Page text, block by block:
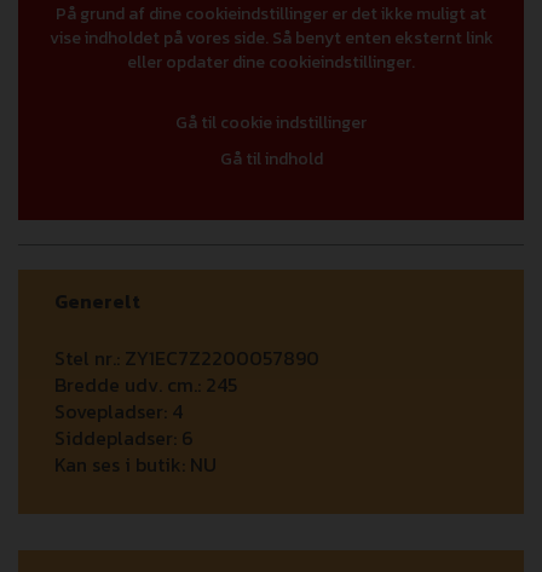
På grund af dine cookieindstillinger er det ikke muligt at
vise indholdet på vores side. Så benyt enten eksternt link
eller opdater dine cookieindstillinger.
Gå til cookie indstillinger
Gå til indhold
Generelt
Stel nr.: ZY1EC7Z2200057890
Bredde udv. cm.: 245
Sovepladser: 4
Siddepladser: 6
Kan ses i butik: NU